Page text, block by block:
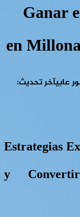
Ganar
en
عابيآخر تحديث:
Estrategias
y